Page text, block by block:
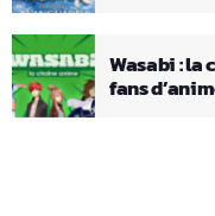
Wasabi : la
fans